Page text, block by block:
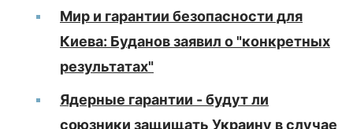
Мир и гарантии безопасности для
Киева: Буданов заявил о "конкретных
результатах"
Ядерные гарантии - будут ли
союзники защищать Украину в случае